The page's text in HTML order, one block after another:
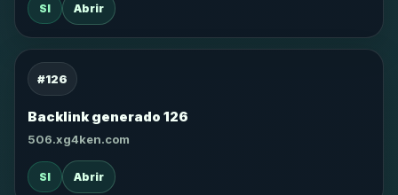
SI Abrir
#126
Backlink generado 126
506.xg4ken.com
SI Abrir